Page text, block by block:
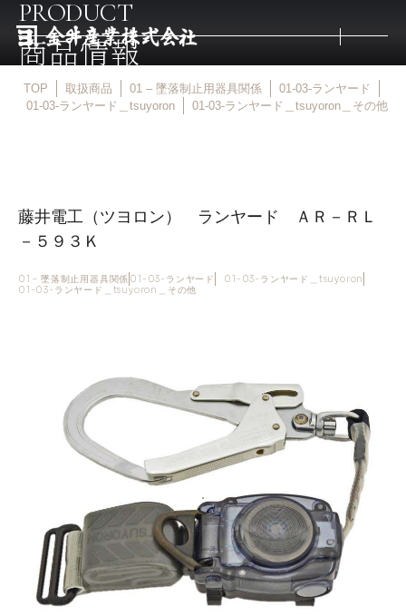
トップ
取扱メーカー
金井産業の強み
お知らせ
PRODUCT
商品情報
TOP 取扱商品 01 – 墜落制止用器具関係
01-03-ランヤード
01-03-ランヤード＿tsuyoron
01-03-ランヤード＿tsuyoron＿その他
藤井電工（ツヨロン） ランヤード ＡＲ－ＲＬ
－５９３Ｋ
01 – 墜落制止用器具関係 01-03-ランヤード
01-03-ランヤード＿tsuyoron
01-03-ランヤード＿tsuyoron＿その他